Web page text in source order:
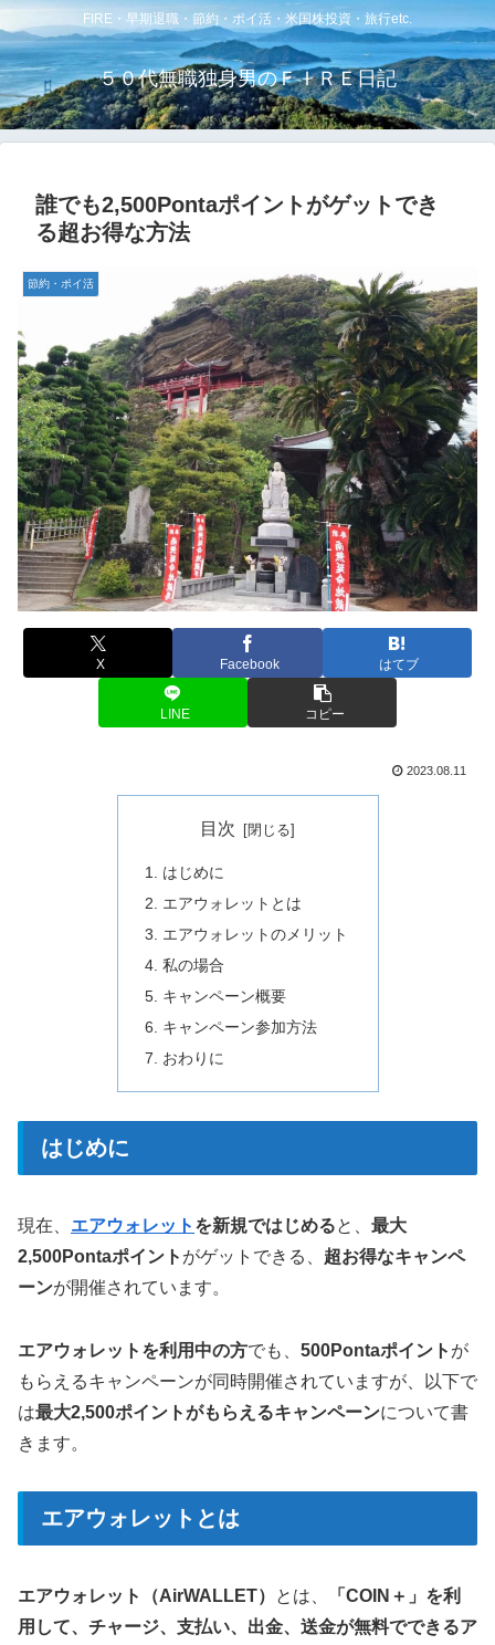
FIRE・早期退職・節約・ポイ活・米国株投資・旅行etc.
５０代無職独身男のＦＩＲＥ日記
誰でも2,500Pontaポイントがゲットでき
る超お得な方法
節約・ポイ活
X Facebook はてブ
LINE コピー
2023.08.11
目次
はじめに
エアウォレットとは
エアウォレットのメリット
私の場合
キャンペーン概要
キャンペーン参加方法
おわりに
はじめに
現在、 エアウォレット を新規ではじめると、 最大
2,500Pontaポイント がゲットできる、 超お得なキャンペ
ーンが開催されています。
エアウォレットを利用中の方でも、 500Pontaポイント が
もらえるキャンペーンが同時開催されていますが、以下で
は最大2,500ポイントがもらえるキャンペーンについて書
きます。
エアウォレットとは
エアウォレット（AirWALLET） とは、
「COIN＋」を利
用して、チャージ、支払い、出金、送金が無料でできるア